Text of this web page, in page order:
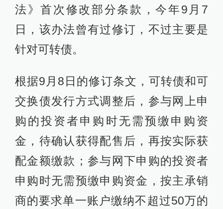
法》首次修改部分条款，今年9月7
日，该办法曾有过修订，不过主要是
针对可转债。
根据9月8日的修订条文，可转债和可
交换债发行方式调整后，参与网上申
购的投资者申购时无需预缴申购资
金，待确认获得配售后，再按实际获
配金额缴款；参与网下申购的投资者
申购时无需预缴申购资金，按主承销
商的要求单一账户缴纳不超过50万的